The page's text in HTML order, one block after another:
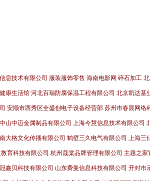
息技术有限公司 服装服饰零售 海南电影网 碎石加工
康生活馆 河北百瑞防腐保温工程有限公司 北京凯达基
安顺市西秀区全盛创电子设备经营部 苏州市春晨网络
中山中迈金属制品有限公司 上海今慧信息技术有限公司
大格文化传播有限公司 鹤壁三久电气有限公司 上海三
育科技有限公司 杭州蔻棠品牌管理有限公司 主题之家
鑫贝科技有限公司 山东费曼信息科技有限公司 开封市